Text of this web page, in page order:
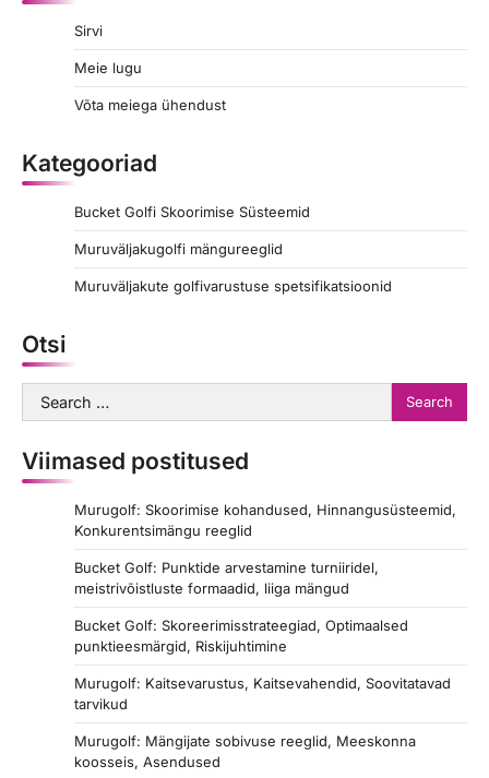
a
g
i
o
n
Sirvi
Meie lugu
Võta meiega ühendust
Kategooriad
Bucket Golfi Skoorimise Süsteemid
Muruväljakugolfi mängureeglid
Muruväljakute golfivarustuse spetsifikatsioonid
Otsi
Search
for:
Viimased postitused
Murugolf: Skoorimise kohandused, Hinnangusüsteemid,
Konkurentsimängu reeglid
Bucket Golf: Punktide arvestamine turniiridel,
meistrivõistluste formaadid, liiga mängud
Bucket Golf: Skoreerimisstrateegiad, Optimaalsed
punktieesmärgid, Riskijuhtimine
Murugolf: Kaitsevarustus, Kaitsevahendid, Soovitatavad
tarvikud
Murugolf: Mängijate sobivuse reeglid, Meeskonna
koosseis, Asendused